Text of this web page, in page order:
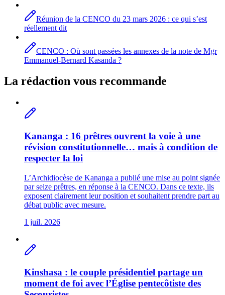
Réunion de la CENCO du 23 mars 2026 : ce qui s’est
réellement dit
CENCO : Où sont passées les annexes de la note de Mgr
Emmanuel-Bernard Kasanda ?
La rédaction vous recommande
Kananga : 16 prêtres ouvrent la voie à une
révision constitutionnelle… mais à condition de
respecter la loi
L’Archidiocèse de Kananga a publié une mise au point signée
par seize prêtres, en réponse à la CENCO. Dans ce texte, ils
exposent clairement leur position et souhaitent prendre part au
débat public avec mesure.
1 juil. 2026
Kinshasa : le couple présidentiel partage un
moment de foi avec l’Église pentecôtiste des